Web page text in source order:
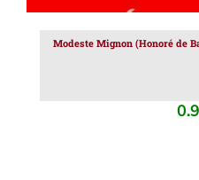
Modeste Mignon (Honoré de